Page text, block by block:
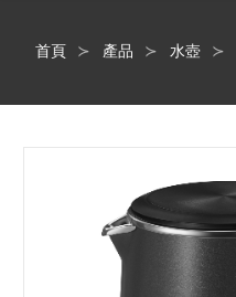
首頁 產品 水壺